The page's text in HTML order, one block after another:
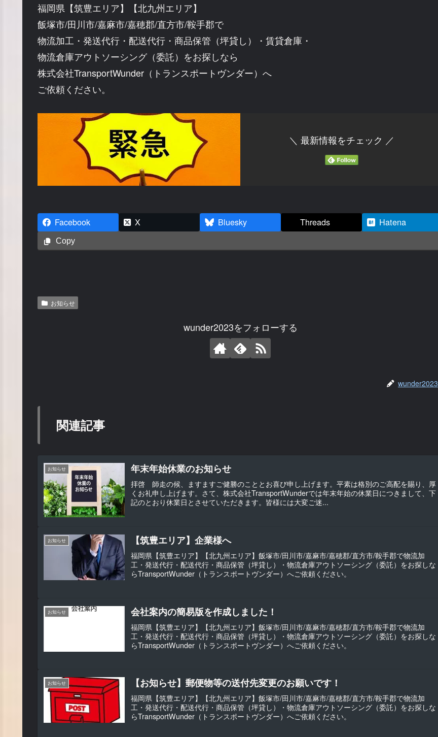
福岡県【筑豊エリア】【北九州エリア】
飯塚市/田川市/嘉麻市/嘉穂郡/直方市/鞍手郡で
物流加工・発送代行・配送代行・商品保管（坪貸し）・賃貸倉庫・
物流倉庫アウトソーシング（委託）をお探しなら
株式会社TransportWunder（トランスポートヴンダー）へ
ご依頼ください。
＼ 最新情報をチェック ／
Facebook X Bluesky Threads Hatena
Copy
お知らせ
wunder2023をフォローする
wunder2023
関連記事
お知らせ 年末年始休業のお知らせ
拝啓 師走の候、ますますご健勝のこととお喜び申し上げます。平素は格別のご高配を賜り、厚
くお礼申し上げます。さて、株式会社TransportWunderでは年末年始の休業日につきまして、下
記のとおり休業日とさせていただきます。皆様には大変ご迷...
お知らせ 【筑豊エリア】企業様へ
福岡県【筑豊エリア】【北九州エリア】飯塚市/田川市/嘉麻市/嘉穂郡/直方市/鞍手郡で物流加
工・発送代行・配送代行・商品保管（坪貸し）・物流倉庫アウトソーシング（委託）をお探しな
らTransportWunder（トランスポートヴンダー）へご依頼ください。
お知らせ 会社案内の簡易版を作成しました！
福岡県【筑豊エリア】【北九州エリア】飯塚市/田川市/嘉麻市/嘉穂郡/直方市/鞍手郡で物流加
工・発送代行・配送代行・商品保管（坪貸し）・物流倉庫アウトソーシング（委託）をお探しな
らTransportWunder（トランスポートヴンダー）へご依頼ください。
お知らせ 【お知らせ】郵便物等の送付先変更のお願いです！
福岡県【筑豊エリア】【北九州エリア】飯塚市/田川市/嘉麻市/嘉穂郡/直方市/鞍手郡で物流加
工・発送代行・配送代行・商品保管（坪貸し）・物流倉庫アウトソーシング（委託）をお探しな
らTransportWunder（トランスポートヴンダー）へご依頼ください。